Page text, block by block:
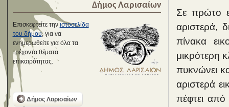
Δήμος Λαρισαίων
Επισκεφτείτε την ιστοσελίδα
του δήμου, για να
ενημερωθείτε για όλα τα
τρέχοντα θέματα
επικαιρότητας.
Δήμος Λαρισαίων
Σε πρώτο
αριστερά,
πίνακα
μικρότερη
πυκνώνει
αριστερά
πέφτει